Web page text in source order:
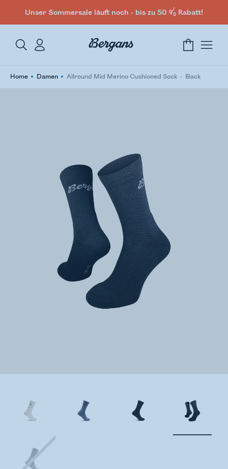
Unser Sommersale läuft noch - bis zu 50 % Rabatt!
Home Damen Allround Mid Merino Cushioned Sock Black